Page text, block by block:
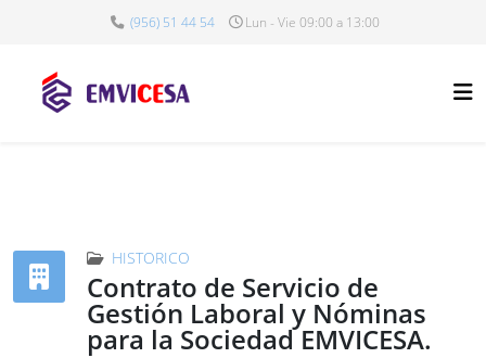
(956) 51 44 54 Lun - Vie 09:00 a 13:00
HISTORICO
Contrato de Servicio de
Gestión Laboral y Nóminas
para la Sociedad EMVICESA.